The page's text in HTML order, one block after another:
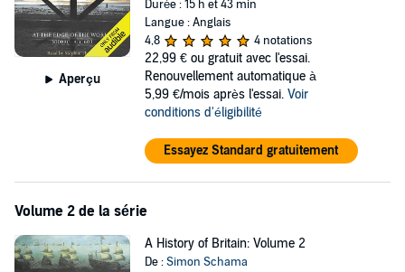
lie behind the growth of our island nation. Simon Schama's major
BBC2 series has shown him to be one of our most original and
exciting historians.
©2012 Simon Schama (P)2014 Audible, Inc.
Aperçu
Durée : 15 h et 43 min
Langue : Anglais
4,8
4 notations
22,99 € ou gratuit avec l'essai.
Renouvellement automatique à
5,99 €/mois après l'essai. Voir
conditions d'éligibilité
Essayez Standard gratuitement
Volume 2 de la série
A History of Britain: Volume 2
De :Simon Schama